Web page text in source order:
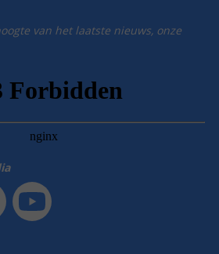
van het laatste nieuws, onze